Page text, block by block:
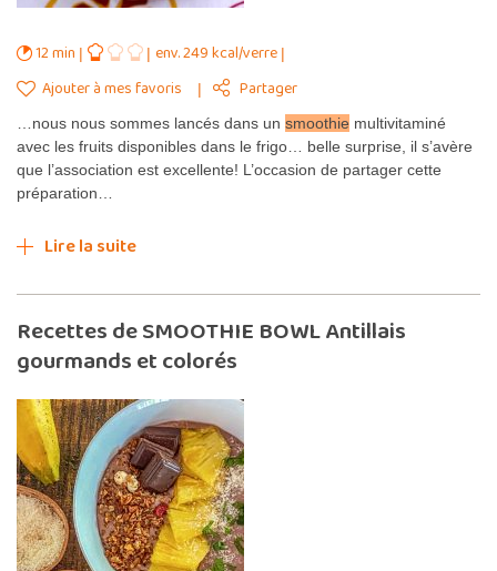
12 min
env. 249 kcal/verre
Ajouter à mes favoris
Partager
…nous nous sommes lancés dans un smoothie multivitaminé
avec les fruits disponibles dans le frigo… belle surprise, il s’avère
que l’association est excellente! L’occasion de partager cette
préparation…
Lire la suite
Recettes de SMOOTHIE BOWL Antillais
gourmands et colorés